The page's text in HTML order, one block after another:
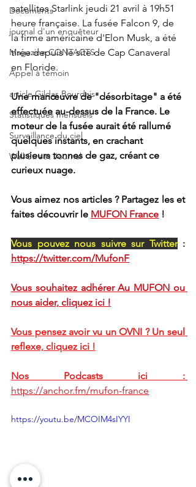
Documents
journal d'un enquêteur
Magazine CONTACTS
Appel à témoin
article Gildas Bourdais
Statistiques mensuels
Surveillance du ciel
Wall Street Journal
satellites Starlink jeudi 21 avril à 19h51
heure française. La fusée Falcon 9, de
la firme américaine d'Elon Musk, a été
tirée depuis le site de Cap Canaveral
en Floride.
Une manœuvre de "désorbitage" a été
effectuée au-dessus de la France. Le
moteur de la fusée aurait été rallumé
quelques instants, en crachant
plusieurs tonnes de gaz, créant ce
curieux nuage.
Vous aimez nos articles ? Partagez les et
faites découvrir le MUFON France !
Vous pouvez nous suivre sur Twitter
https://twitter.com/MufonF
Vous souhaitez adhérer Au MUFON ou
nous aider, cliquez ici !
Vous pensez avoir vu un OVNI ? Un seul
reflexe, cliquez ici !
Nos Podcasts ici :
https://anchor.fm/mufon-france
https://youtu.be/MCOIM4sIYYI